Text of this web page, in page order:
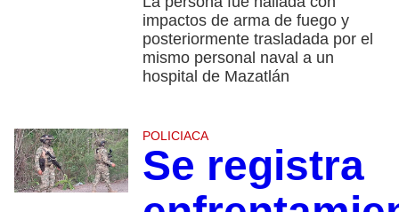
impactos de arma de fuego y
posteriormente trasladada por el
mismo personal naval a un
hospital de Mazatlán
POLICIACA
Se registra